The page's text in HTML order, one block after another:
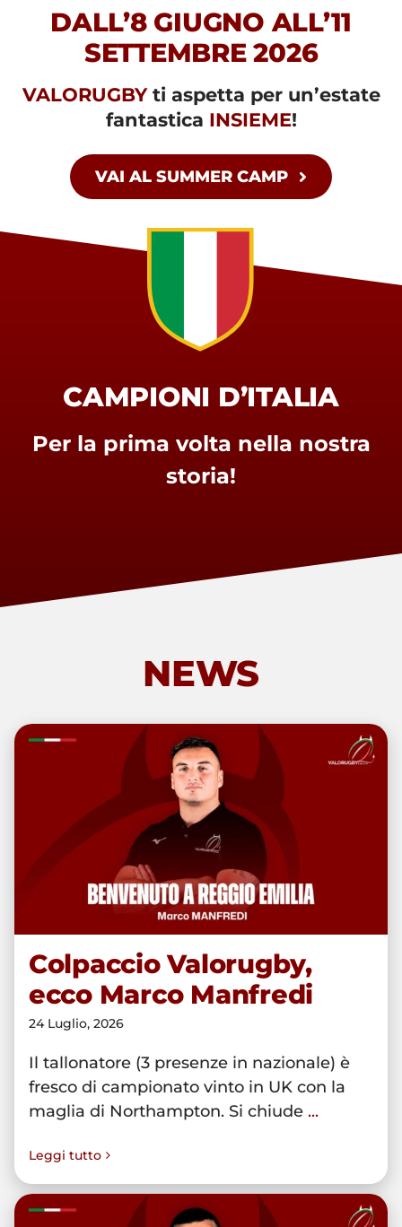
DALL’8 GIUGNO ALL’11
SETTEMBRE 2026
VALORUGBYti aspetta per un’estate
fantastica INSIEME!
VAI AL SUMMER CAMP
CAMPIONI D’ITALIA
Per la prima volta nella nostra
storia!
NEWS
Colpaccio Valorugby, ecco
Marco Manfredi
Colpaccio Valorugby,
ecco Marco Manfredi
24 Luglio, 2026
Il tallonatore (3 presenze in nazionale) è
fresco di campionato vinto in UK con la
maglia di Northampton. Si chiude...
Leggi tutto